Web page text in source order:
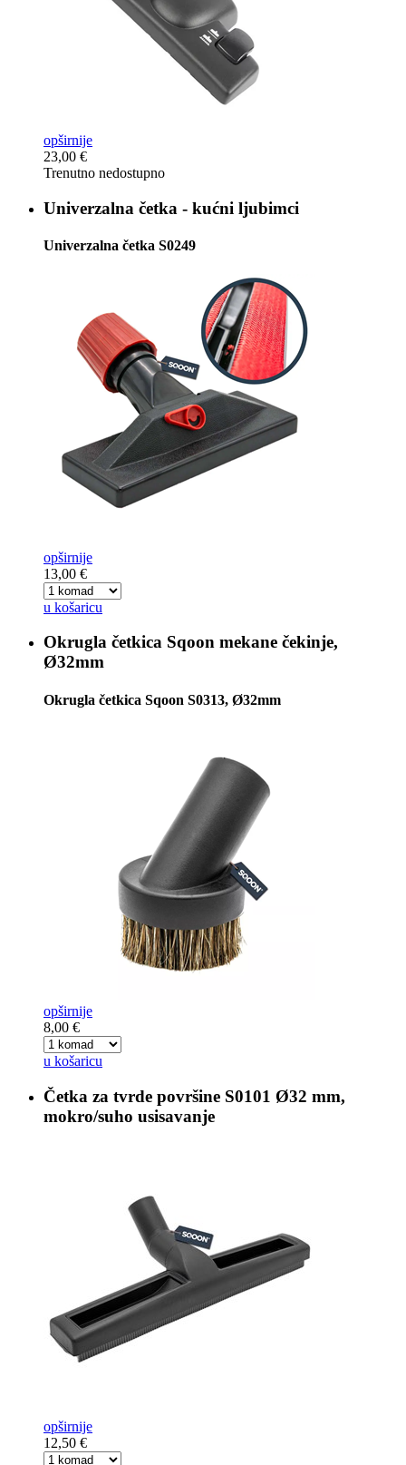
opširnije
23,00 €
Trenutno nedostupno
Univerzalna četka - kućni ljubimci
Univerzalna četka S0249
opširnije
13,00 €
u košaricu
Okrugla četkica Sqoon mekane čekinje,
Ø32mm
Okrugla četkica Sqoon S0313, Ø32mm
opširnije
8,00 €
u košaricu
Četka za tvrde površine S0101 Ø32 mm,
mokro/suho usisavanje
opširnije
12,50 €